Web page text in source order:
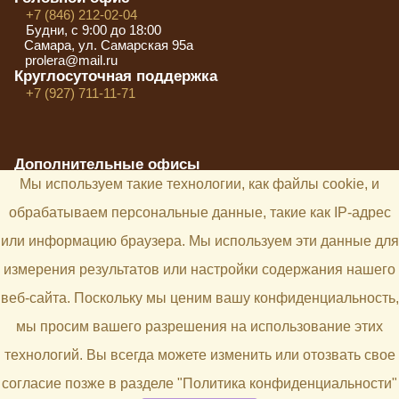
Все права защищены © 2026
Вопросы и ответы
+7 (846) 212-02-04
Будни, с 9:00 до 18:00
Самара, ул. Самарская 95а
prolera@mail.ru
Круглосуточная поддержка
+7 (927) 711-11-71
Дополнительные офисы
Самара, ул. Степана Разина, д.94
+7 (846) 212-02-04
Тольятти, ул. Юбилейная, д.40, офис 2013
Кинель-Черкассы (Самарская область), ул. Калинина,
+7 (846) 212-02-04
Мы используем такие технологии, как файлы cookie, и
обрабатываем персональные данные, такие как IP-адрес
или информацию браузера. Мы используем эти данные для
измерения результатов или настройки содержания нашего
веб-сайта. Поскольку мы ценим вашу конфиденциальность,
мы просим вашего разрешения на использование этих
технологий. Вы всегда можете изменить или отозвать свое
согласие позже в разделе "Политика конфиденциальности"